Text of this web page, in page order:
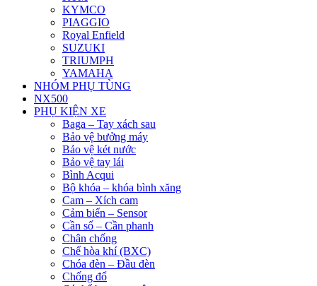
KYMCO
PIAGGIO
Royal Enfield
SUZUKI
TRIUMPH
YAMAHA
NHÓM PHỤ TÙNG
NX500
PHỤ KIỆN XE
Baga – Tay xách sau
Bảo vệ bưởng máy
Bảo vệ két nước
Bảo vệ tay lái
Bình Acqui
Bộ khóa – khóa bình xăng
Cam – Xích cam
Cảm biến – Sensor
Cần số – Cần phanh
Chân chống
Chế hòa khí (BXC)
Chóa đèn – Đầu đèn
Chống đổ